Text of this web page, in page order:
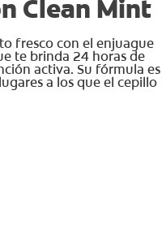
Clean Mint
fresco con el enjuague
te brinda 24 horas de
activa. Su fórmula es
a los que el cepillo